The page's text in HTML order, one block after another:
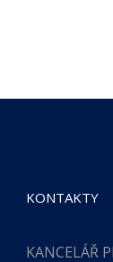
KONTAKTY
KANCELÁŘ